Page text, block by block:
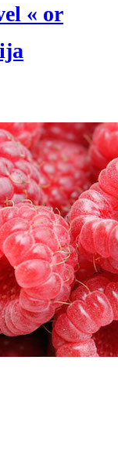
« or